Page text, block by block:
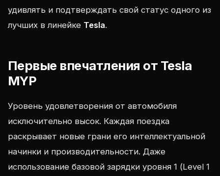
удивлять и подтверждать свой статус одного из
лучших в линейке Tesla.
Первые впечатления от Tesla
MYP
Уровень удовлетворения от автомобиля
исключительно высок. Каждая поездка
раскрывает новые грани его интеллектуальной
начинки и производительности. Даже
использование базовой зарядки уровня 1 (Level 1